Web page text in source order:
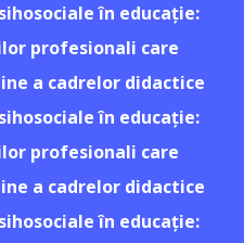
în educație:
profesionali care
a cadrelor didactice
în educație:
profesionali care
a cadrelor didactice
în educație: